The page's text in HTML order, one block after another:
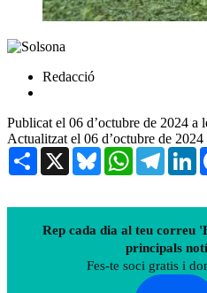
Redacció
Publicat el 06 d’octubre de 2024 a
Actualitzat el 06 d’octubre de 2024
Share X BlueskyWhatsApp
Rep cada dia al teu correu
principals
Fes-te soci gratis i